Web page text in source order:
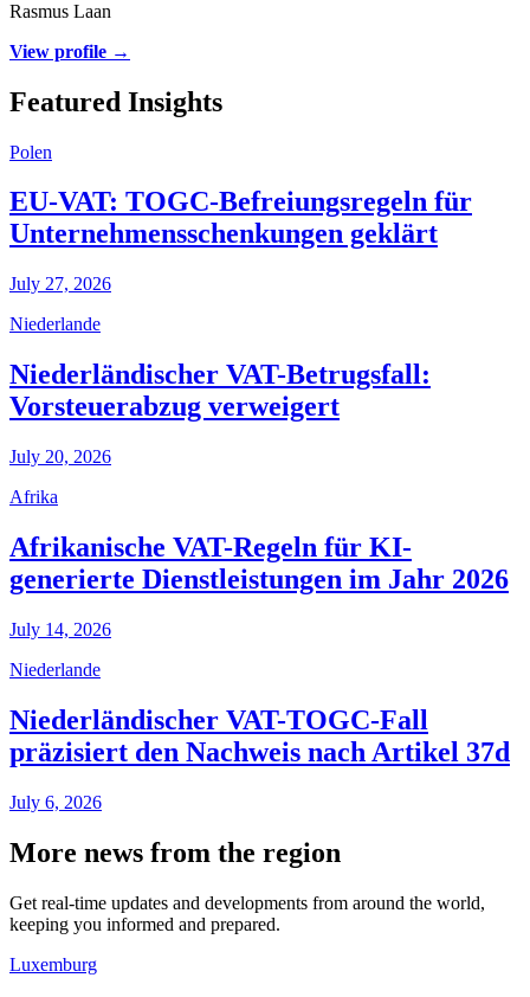
Rasmus Laan
View profile →
Featured Insights
Polen
EU-VAT: TOGC-Befreiungsregeln für
Unternehmensschenkungen geklärt
July 27, 2026
Niederlande
Niederländischer VAT-Betrugsfall:
Vorsteuerabzug verweigert
July 20, 2026
Afrika
Afrikanische VAT-Regeln für KI-
generierte Dienstleistungen im Jahr 2026
July 14, 2026
Niederlande
Niederländischer VAT-TOGC-Fall
präzisiert den Nachweis nach Artikel 37d
July 6, 2026
More news from the region
Get real-time updates and developments from around the world,
keeping you informed and prepared.
Luxemburg